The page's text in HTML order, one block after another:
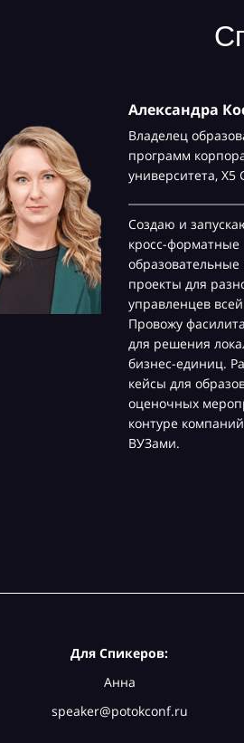
Александра
Владелец
программ
университета, Х5
Создаю и
кросс-форматные
проекты для
управленцев
Провожу
для решения
бизнес-единиц.
кейсы для
оценочных
контуре
ВУЗами.
Для Спикеров:
Анна
speaker@potokconf.ru